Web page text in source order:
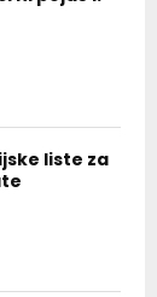
liste za